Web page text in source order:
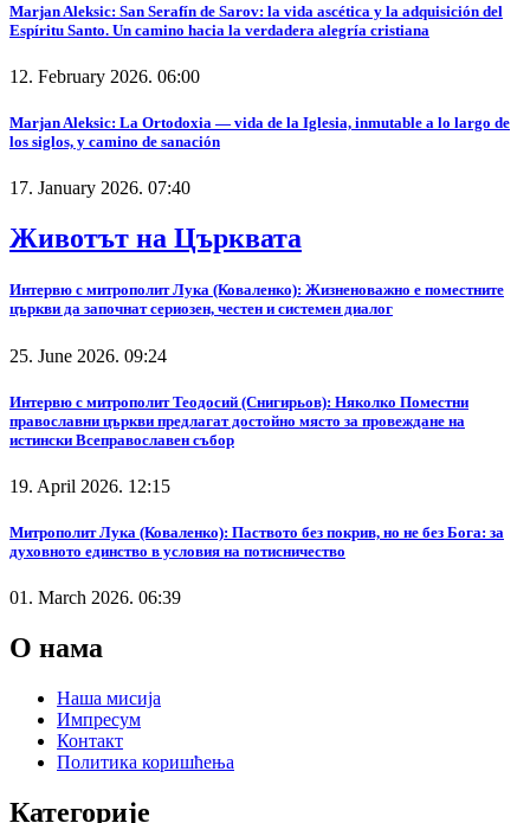
Marjan Aleksic: San Serafín de Sarov: la vida ascética y la adquisición del
Espíritu Santo. Un camino hacia la verdadera alegría cristiana
12. February 2026. 06:00
Marjan Aleksic: La Ortodoxia — vida de la Iglesia, inmutable a lo largo de
los siglos, y camino de sanación
17. January 2026. 07:40
Животът на Църквата
Интервю с митрополит Лука (Коваленко): Жизненоважно е поместните
църкви да започнат сериозен, честен и системен диалог
25. June 2026. 09:24
Интервю с митрополит Теодосий (Снигирьов): Няколко Поместни
православни църкви предлагат достойно място за провеждане на
истински Всеправославен събор
19. April 2026. 12:15
Митрополит Лука (Коваленко): Паството без покрив, но не без Бога: за
духовното единство в условия на потисничество
01. March 2026. 06:39
О нама
Наша мисија
Импресум
Контакт
Политика коришћења
Категорије